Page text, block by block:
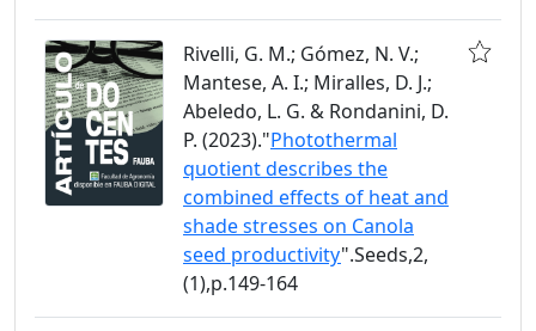
Rivelli, G. M.; Gómez, N. V.;
Mantese, A. I.; Miralles, D. J.;
Abeledo, L. G. & Rondanini, D.
P. (2023)."Photothermal
quotient describes the
combined effects of heat and
shade stresses on Canola
seed productivity".Seeds,2,
(1),p.149-164